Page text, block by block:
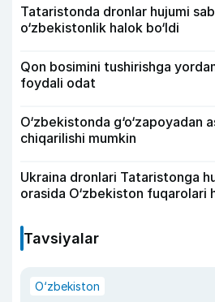
Tataristonda dronlar hujumi
o‘zbekistonlik halok bo‘ldi
Qon bosimini tushirishga
foydali odat
O‘zbekistonda g‘o‘zapoyadan
chiqarilishi mumkin
Ukraina dronlari Tataristonga
orasida O‘zbekiston fuqarolari
Tavsiyalar
O‘zbekiston